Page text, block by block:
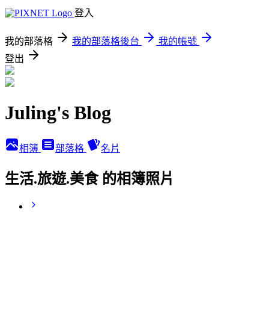
登入
我的部落格 我的部落格後台
我的帳號
登出
Juling's Blog
相簿 部落格 名片
生活.旅遊.美食 的相簿照片